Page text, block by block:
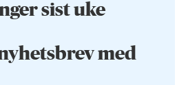
sist uke
med